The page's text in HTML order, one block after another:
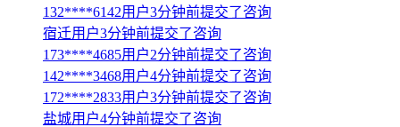
132****6142用户3分钟前提交了咨询
宿迁用户3分钟前提交了咨询
173****4685用户2分钟前提交了咨询
142****3468用户4分钟前提交了咨询
172****2833用户3分钟前提交了咨询
盐城用户4分钟前提交了咨询